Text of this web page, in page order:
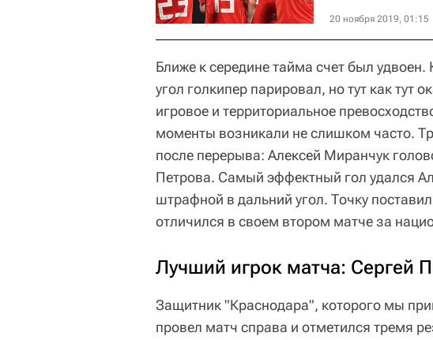
20 ноября 2019, 01:15
Ближе к середине тайма счет был
угол голкипер парировал, но тут как тут
игровое и территориальное
моменты возникали не слишком часто.
после перерыва: Алексей Миранчук
Петрова. Самый эффектный гол удался
штрафной в дальний угол. Точку
отличился в своем втором матче за
Лучший игрок матча: Сергей
Защитник "Краснодара", которого мы
провел матч справа и отметился тремя